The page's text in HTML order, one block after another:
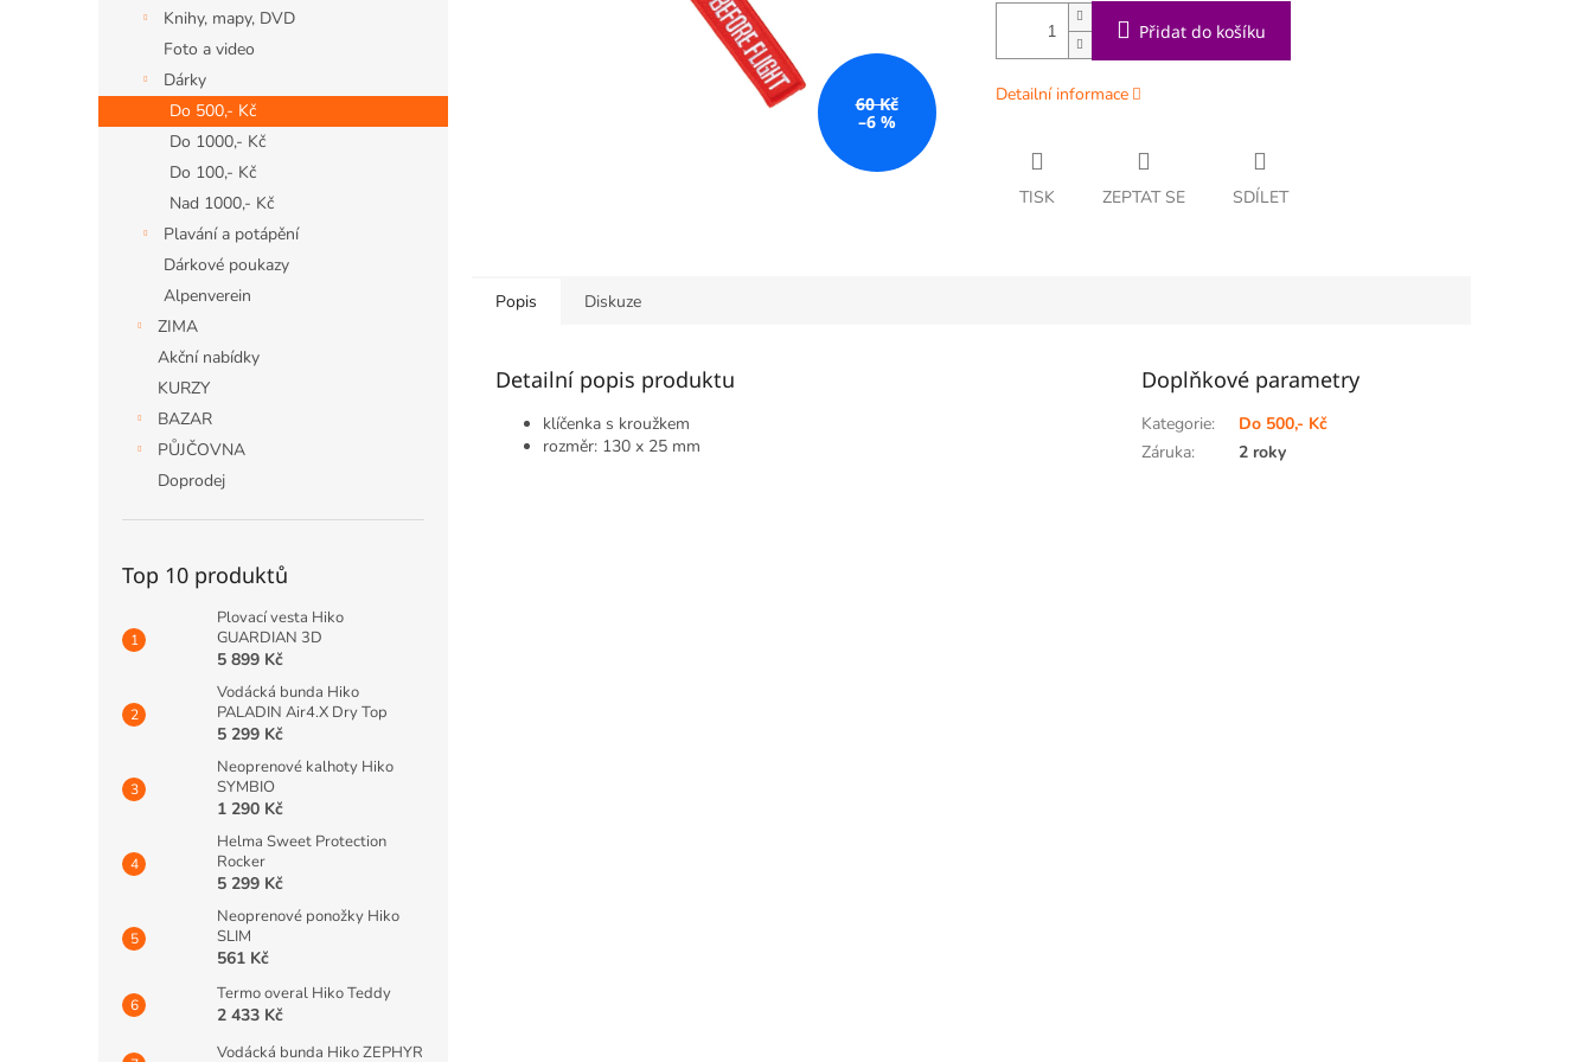
Knihy, mapy, DVD
Foto a video
Dárky
Do 500,- Kč
Do 1000,- Kč
Do 100,- Kč
Nad 1000,- Kč
Plavání a potápění
Dárkové poukazy
Alpenverein
ZIMA
Akční nabídky
KURZY
BAZAR
PŮJČOVNA
Doprodej
Top 10 produktů
Plovací vesta Hiko
GUARDIAN 3D
5 899 Kč
Vodácká bunda Hiko
PALADIN Air4.X Dry Top
5 299 Kč
Neoprenové kalhoty Hiko
SYMBIO
1 290 Kč
Helma Sweet Protection
Rocker
5 299 Kč
Neoprenové ponožky Hiko
SLIM
561 Kč
Termo overal Hiko Teddy
2 433 Kč
Vodácká bunda Hiko ZEPHYR
60 Kč
–6 %
Přidat do košíku
Detailní informace
TISK ZEPTAT SE SDÍLET
Popis Diskuze
Detailní popis produktu
klíčenka s kroužkem
rozměr: 130 x 25 mm
Doplňkové parametry
Kategorie:
Do 500,- Kč
Záruka: 2 roky